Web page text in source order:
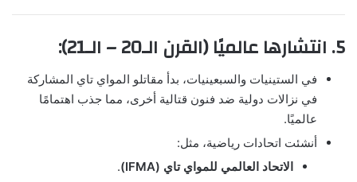
5. انتشارها عالميًا (القرن الـ20 – الـ21):
في الستينيات والسبعينيات، بدأ مقاتلو المواي تاي المشاركة
في نزالات دولية ضد فنون قتالية أخرى، مما جذب اهتمامًا
عالميًا.
أنشئت اتحادات رياضية، مثل:
الاتحاد العالمي للمواي تاي (IFMA)
.